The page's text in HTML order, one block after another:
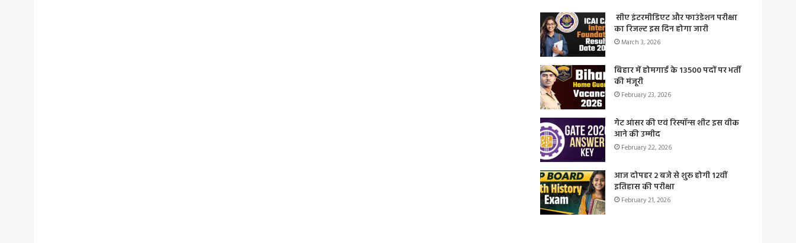
सीए इंटरमीडिएट और फाउंडेशन परीक्षा
का रिजल्ट इस दिन होगा जारी
March 3, 2026
बिहार में होमगार्ड के 13500 पदों पर भर्ती
की मंजूरी
February 23, 2026
गेट आंसर की एवं रिस्पॉन्स शीट इस वीक
आने की उम्मीद
February 22, 2026
आज दोपहर 2 बजे से शुरू होगी 12वीं
इतिहास की परीक्षा
February 21, 2026